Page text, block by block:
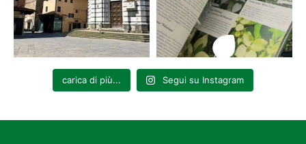
carica di più... Segui su Instagram